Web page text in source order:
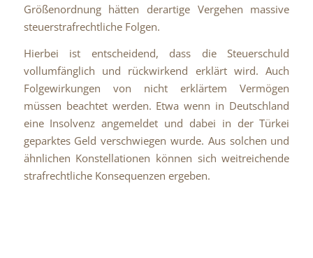
Größenordnung hätten derartige Vergehen massive
steuerstrafrechtliche Folgen.
Hierbei ist entscheidend, dass die Steuerschuld
vollumfänglich und rückwirkend erklärt wird. Auch
Folgewirkungen von nicht erklärtem Vermögen
müssen beachtet werden. Etwa wenn in Deutschland
eine Insolvenz angemeldet und dabei in der Türkei
geparktes Geld verschwiegen wurde. Aus solchen und
ähnlichen Konstellationen können sich weitreichende
strafrechtliche Konsequenzen ergeben.